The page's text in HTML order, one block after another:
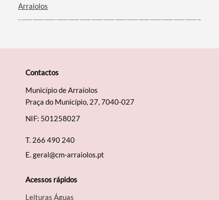
Arraiolos
Contactos
Município de Arraiolos
Praça do Município, 27, 7040-027
NIF: 501258027
T. 266 490 240
E.geral@cm-arraiolos.pt
Acessos rápidos
Leituras Águas